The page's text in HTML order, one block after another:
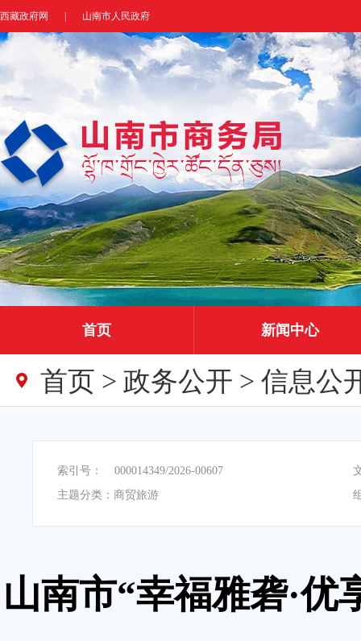
西藏政府网 山南市人民政府
首页 新闻中心
首页 > 政务公开 > 信息公
索引号： 000014349/2026-00607
主题分类： 商贸旅游
山南市“幸福雅砻·